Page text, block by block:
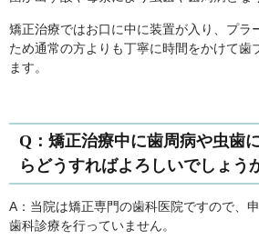
矯正治療ではお口に中に装置が入り、プラ
ため通常の方よりも丁寧に時間をかけて歯
ます。
Q：矯正治療中に歯周病や虫歯
らどうすればよろしいでしょう
A：当院は矯正専門の歯科医院ですので、
歯科診療を行っていません。